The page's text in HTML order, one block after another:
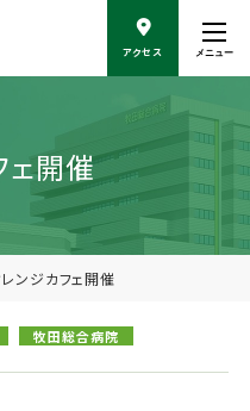
アクセス メニュー
ェ開催
ンジカフェ開催
牧田総合病院